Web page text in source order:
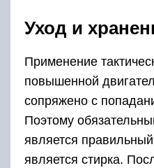
Уход и
Применение
повышенной
сопряжено с
Поэтому
является
является стирка.